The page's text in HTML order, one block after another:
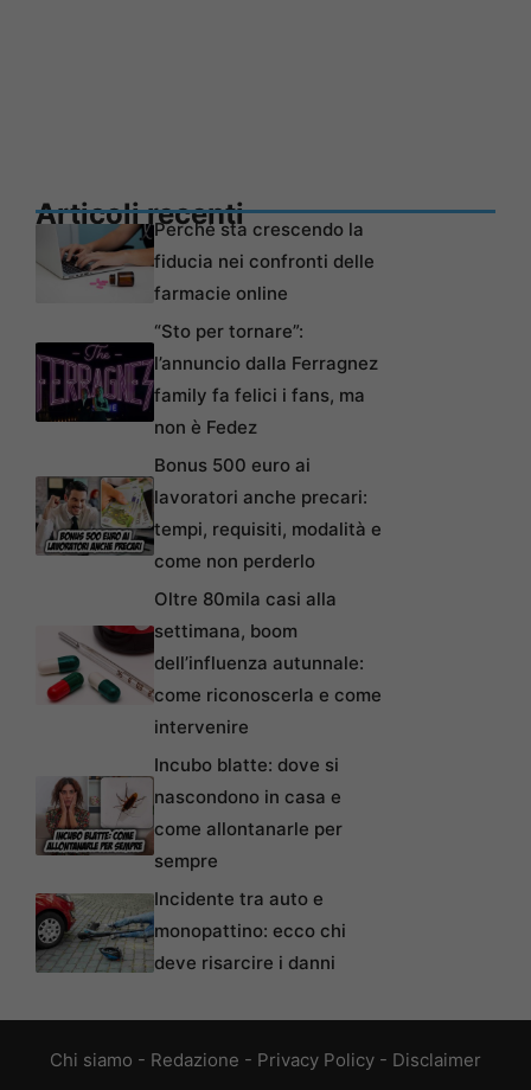
Articoli recentiPerché sta crescendo la
fiducia nei confronti delle
farmacie online
“Sto per tornare”:
l’annuncio dalla Ferragnez
family fa felici i fans, ma
non è Fedez
Bonus 500 euro ai
lavoratori anche precari:
tempi, requisiti, modalità e
come non perderlo
Oltre 80mila casi alla
settimana, boom
dell’influenza autunnale:
come riconoscerla e come
intervenire
Incubo blatte: dove si
nascondono in casa e
come allontanarle per
sempre
Incidente tra auto e
monopattino: ecco chi
deve risarcire i danni
Chi siamo - Redazione - Privacy Policy - Disclaimer